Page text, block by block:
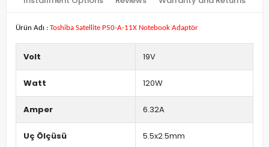
Ürün Adı : Toshiba Satellite P50-A-11X Notebook Adaptör
Volt 19V
Watt 120W
Amper 6.32A
Uç Ölçüsü 5.5x2.5mm